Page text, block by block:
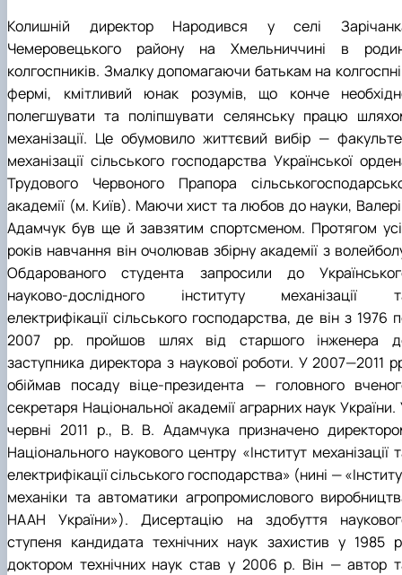
Колишній директор Народився у селі
Чемеровецького району на Хмельниччині в
колгоспників. Змалку допомагаючи батькам на
фермі, кмітливий юнак розумів, що конче
полегшувати та поліпшувати селянську працю
механізації. Це обумовило життєвий вибір —
механізації сільського господарства Української
Трудового Червоного Прапора
академії (м. Київ). Маючи хист та любов до науки,
Адамчук був ще й завзятим спортсменом. Протягом
років навчання він очолював збірну академії з
Обдарованого студента запросили до
науково-дослідного інституту механізації
електрифікації сільського господарства, де він з 1976
2007 рр. пройшов шлях від старшого інженера
заступника директора з наукової роботи. У 2007—2011
обіймав посаду віце-президента — головного
секретаря Національної академії аграрних наук України.
червні 2011 р., В. В. Адамчука призначено
Національного наукового центру «Інститут механізації
електрифікації сільського господарства» (нині —
механіки та автоматики агропромислового
НААН України»). Дисертацію на здобуття
ступеня кандидата технічних наук захистив у 1985
доктором технічних наук став у 2006 р. Він — автор